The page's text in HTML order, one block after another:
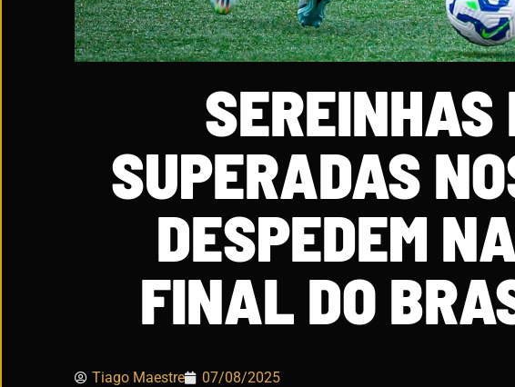
SUPERADAS
DESPEDEM
FINAL DO
Tiago Maestre 07/08/2025